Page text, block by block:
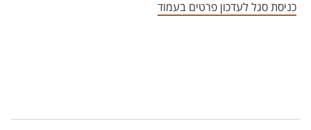
כניסת סגל לעדכון פרטים בעמוד